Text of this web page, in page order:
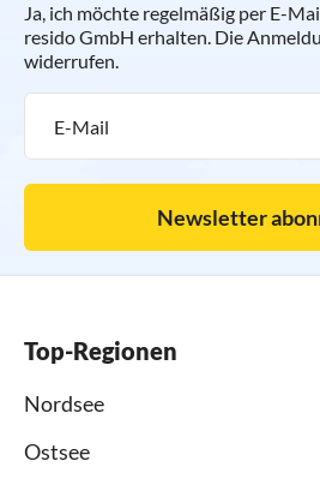
Ja, ich möchte regelmäßig per E-
resido GmbH erhalten. Die
widerrufen.
Newsletter
Top-Regionen
Nordsee
Ostsee